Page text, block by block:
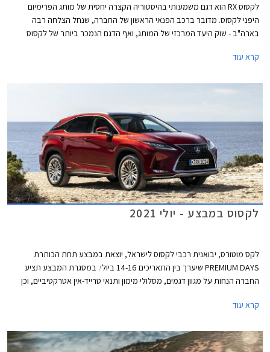
לקסוס RX הוא דגם משמעותי בהיסטוריה הקצרה יחסית של מותג הפרימיום
היפני לקסוס. מדובר ברכב הפנאי הראשון של החברה, שנחל הצלחה רבה
בארה"ב - שוק היעד המרכזי של המותג, ואף הדגם הנמכר ביותר של לקסוס
היברידית שהפכה למזוהה כל כך עם המותג.
קרא עוד
לקסוס במבצע - יולי 2021
לקס מוטורס, יבואנית רכבי לקסוס לישראל, יוצאת במבצע תחת הכותרת
PREMIUM DAYS שיערך בין התאריכים 14-16 ביולי. במסגרת המבצע תציע
החברה הנחות על מגוון דגמים, מסלולי מימון ותנאי טרייד-אין אטרקטיביים, וכן
קרא עוד